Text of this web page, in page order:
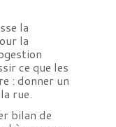
la
la
ce que les
: donner un
rue.
bilan de